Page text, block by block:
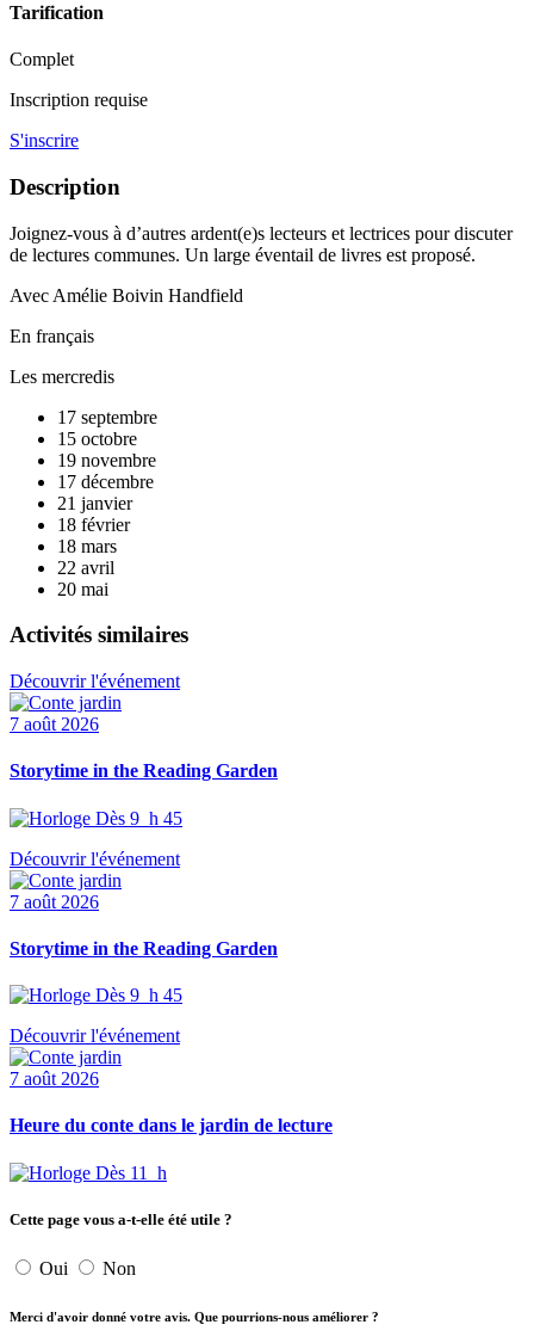
Tarification
Complet
Inscription requise
S'inscrire
Description
Joignez-vous à d’autres ardent(e)s lecteurs et lectrices pour discuter
de lectures communes. Un large éventail de livres est proposé.
Avec Amélie Boivin Handfield
En français
Les mercredis
17 septembre
15 octobre
19 novembre
17 décembre
21 janvier
18 février
18 mars
22 avril
20 mai
Activités similaires
Découvrir l'événement
7 août 2026
Storytime in the Reading Garden
Dès 9 h 45
Découvrir l'événement
7 août 2026
Storytime in the Reading Garden
Dès 9 h 45
Découvrir l'événement
7 août 2026
Heure du conte dans le jardin de lecture
Dès 11 h
Cette page vous a-t-elle été utile ?
Oui Non
Merci d'avoir donné votre avis. Que pourrions-nous améliorer ?